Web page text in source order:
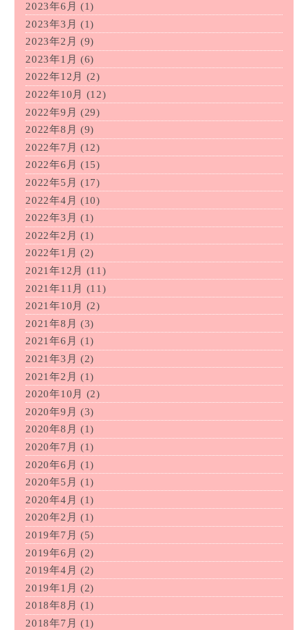
2023年6月 (1)
2023年3月 (1)
2023年2月 (9)
2023年1月 (6)
2022年12月
(2)
2022年10月
(12)
2022年9月 (29)
2022年8月 (9)
2022年7月 (12)
2022年6月 (15)
2022年5月 (17)
2022年4月 (10)
2022年3月 (1)
2022年2月 (1)
2022年1月 (2)
2021年12月
(11)
2021年11月 (11)
2021年10月
(2)
2021年8月 (3)
2021年6月 (1)
2021年3月 (2)
2021年2月 (1)
2020年10月
(2)
2020年9月 (3)
2020年8月 (1)
2020年7月 (1)
2020年6月 (1)
2020年5月 (1)
2020年4月 (1)
2020年2月 (1)
2019年7月 (5)
2019年6月 (2)
2019年4月 (2)
2019年1月 (2)
2018年8月 (1)
2018年7月 (1)